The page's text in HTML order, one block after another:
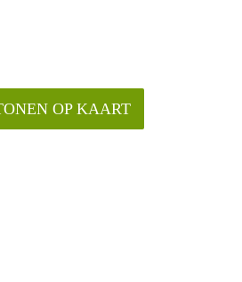
OP KAART